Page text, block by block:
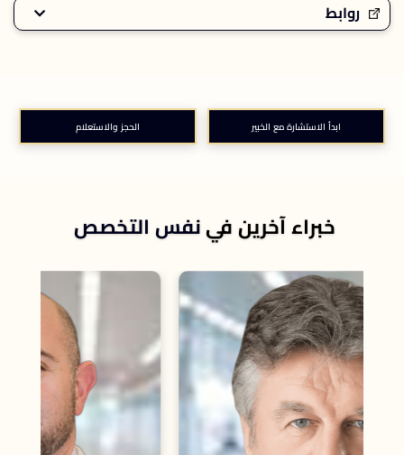
روابط
ابدأ الاستشارة مع الخبير الحجز والاستعلام
خبراء آخرين في نفس التخصص